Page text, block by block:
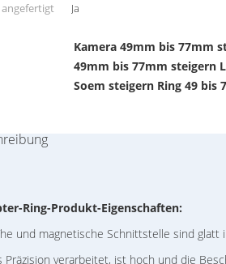
Ja
Kamera 49mm bis 77mm
49mm bis 77mm steigern
Soem steigern Ring 49 bis
Ring-Produkt-Eigenschaften:
magnetische Schnittstelle sind glatt
verarbeitet, ist hoch und die